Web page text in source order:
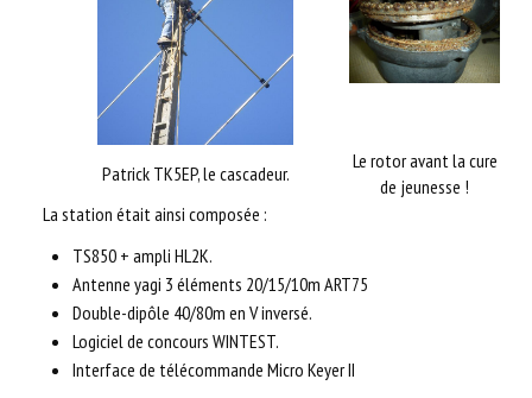
Patrick TK5EP, le cascadeur.
Le rotor avant la cure
de jeunesse !
La station était ainsi composée :
TS850 + ampli HL2K.
Antenne yagi 3 éléments 20/15/10m ART75
Double-dipôle 40/80m en V inversé.
Logiciel de concours WINTEST.
Interface de télécommande Micro Keyer II